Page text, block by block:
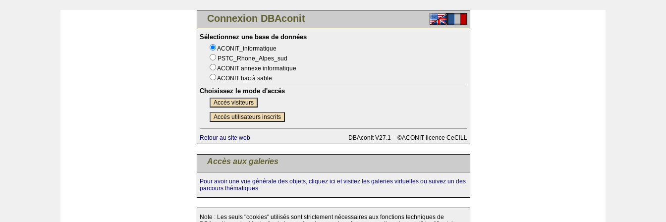
Connexion DBAconit
Sélectionnez une base de données
ACONIT_informatique
PSTC_Rhone_Alpes_sud
ACONIT annexe informatique
ACONIT bac à sable
Choisissez le mode d'accés
Accès visiteurs
Accès utilisateurs inscrits
Retour au site web DBAconit V27.1 – ©ACONIT licence CeCILL
Accès aux galeries
Pour avoir une vue générale des objets, cliquez ici et visitez les galeries virtuelles ou suivez un des
parcours thématiques.
Note : Les seuls "cookies" utilisés sont strictement nécessaires aux fonctions techniques de